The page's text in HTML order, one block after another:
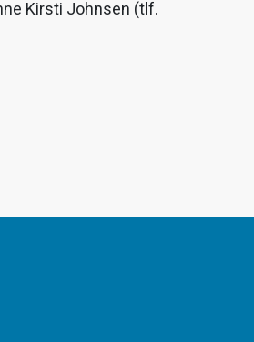
Kirsti Johnsen (tlf.